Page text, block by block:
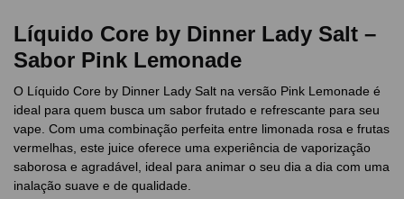
Líquido Core by Dinner Lady Salt –
Sabor Pink Lemonade
O Líquido Core by Dinner Lady Salt na versão Pink Lemonade é
ideal para quem busca um sabor frutado e refrescante para seu
vape. Com uma combinação perfeita entre limonada rosa e frutas
vermelhas, este juice oferece uma experiência de vaporização
saborosa e agradável, ideal para animar o seu dia a dia com uma
inalação suave e de qualidade.